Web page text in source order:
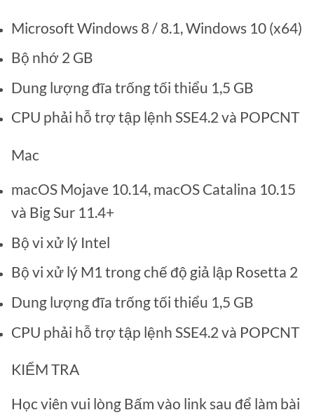
Microsoft Windows 8 / 8.1, Windows 10 (x64)
Bộ nhớ 2 GB
Dung lượng đĩa trống tối thiểu 1,5 GB
CPU phải hỗ trợ tập lệnh SSE4.2 và POPCNT
Mac
macOS Mojave 10.14, macOS Catalina 10.15
và Big Sur 11.4+
Bộ vi xử lý Intel
Bộ vi xử lý M1 trong chế độ giả lập Rosetta 2
Dung lượng đĩa trống tối thiểu 1,5 GB
CPU phải hỗ trợ tập lệnh SSE4.2 và POPCNT
KIỂM TRA
Học viên vui lòng Bấm vào link sau để làm bài